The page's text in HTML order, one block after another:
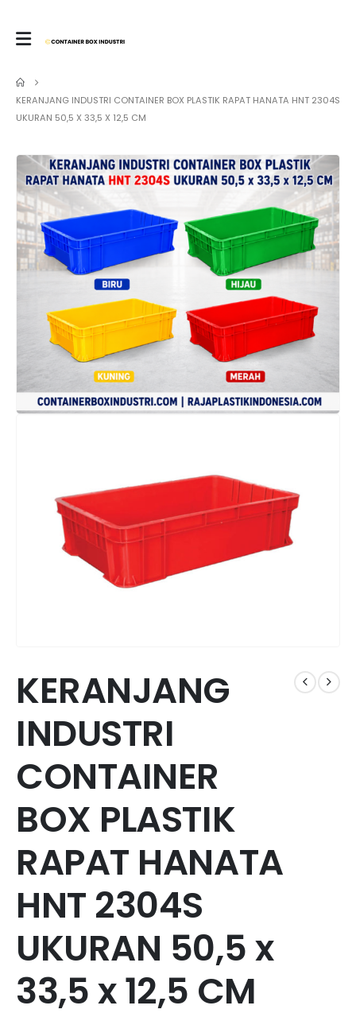
KERANJANG INDUSTRI CONTAINER BOX PLASTIK RAPAT HANATA HNT 2304S
UKURAN 50,5 X 33,5 X 12,5 CM
KERANJANG
INDUSTRI
CONTAINER
BOX PLASTIK
RAPAT HANATA
HNT 2304S
UKURAN 50,5 x
33,5 x 12,5 CM